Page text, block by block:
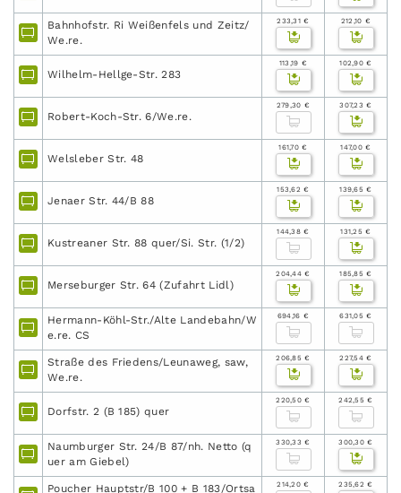
Bahnhofstr. Ri Weißenfels und Zeitz/
We.re.
233,31 € 212,10 €
Wilhelm-Hellge-Str. 283
113,19 € 102,90 €
Robert-Koch-Str. 6/We.re.
279,30 € 307,23 €
Welsleber Str. 48
161,70 € 147,00 €
Jenaer Str. 44/B 88
153,62 € 139,65 €
Kustreaner Str. 88 quer/Si. Str. (1/2)
144,38 € 131,25 €
Merseburger Str. 64 (Zufahrt Lidl)
204,44 € 185,85 €
Hermann-Köhl-Str./Alte Landebahn/W
e.re. CS
694,16 € 631,05 €
Straße des Friedens/Leunaweg, saw,
We.re.
206,85 € 227,54 €
Dorfstr. 2 (B 185) quer
220,50 € 242,55 €
Naumburger Str. 24/B 87/nh. Netto (q
uer am Giebel)
330,33 € 300,30 €
Poucher Hauptstr/B 100 + B 183/Ortsa 214,20 € 235,62 €